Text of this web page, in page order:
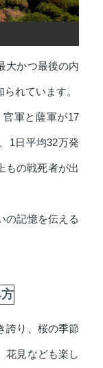
大かつ最後の内
れています。
官軍と薩軍が17
1日平均32万発
もの戦死者が出
の記憶を伝える
誇り、桜の季節
花見なども楽し